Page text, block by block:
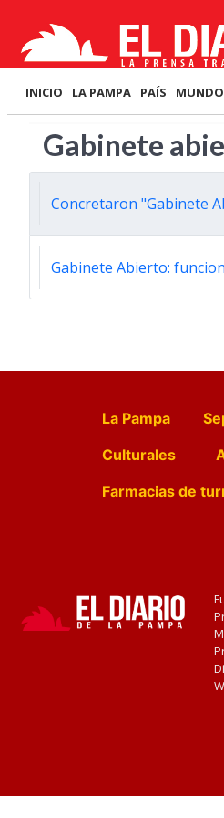
INICIO LA PAMPA PAÍS MUNDO
Gabinete
Concretaron "Gabinete
Gabinete Abierto:
La Pampa
Culturales
Farmacias de